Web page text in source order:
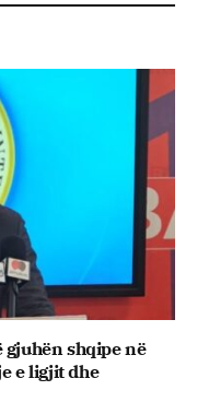
gjuhën shqipe në
e ligjit dhe